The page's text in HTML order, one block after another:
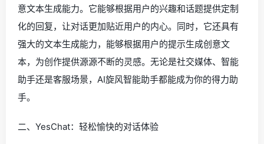
意文本生成能力。它能够根据用户的兴趣和话题提供定制
化的回复，让对话更加贴近用户的内心。同时，它还具有
强大的文本生成能力，能够根据用户的提示生成创意文
本，为创作提供源源不断的灵感。无论是社交媒体、智能
助手还是客服场景，AI旋风智能助手都能成为你的得力助
手。
二、YesChat：轻松愉快的对话体验